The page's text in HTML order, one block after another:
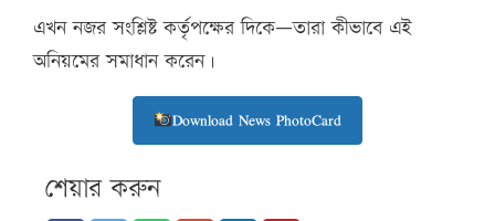
এখন নজর সংশ্লিষ্ট কর্তৃপক্ষের দিকে—তারা কীভাবে এই
অনিয়মের সমাধান করেন।
Download News PhotoCard
শেয়ার করুন